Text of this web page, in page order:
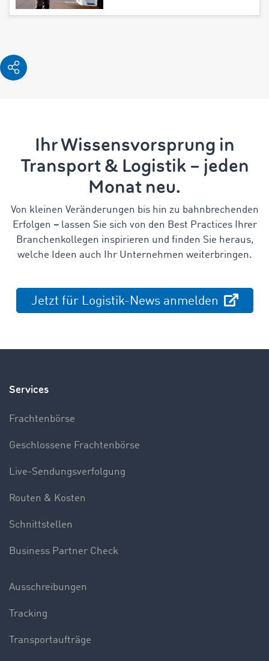
Ihr Wissensvorsprung in
Transport & Logistik – jeden
Monat neu.
Von kleinen Veränderungen bis hin zu bahnbrechenden
Erfolgen –lassen Sie sich von den Best Practices Ihrer
Branchenkollegen inspirieren und finden Sie heraus,
welche Ideen auch Ihr Unternehmen weiterbringen.
Jetzt für Logistik-News anmelden
Services
Frachtenbörse
Geschlossene Frachtenbörse
Live-Sendungsverfolgung
Routen & Kosten
Schnittstellen
Business Partner Check
Ausschreibungen
Tracking
Transportaufträge